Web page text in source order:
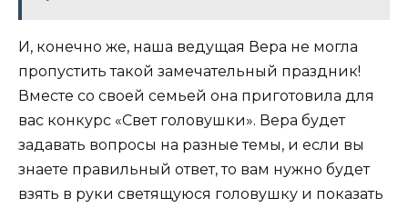
И, конечно же, наша ведущая Вера не могла
пропустить такой замечательный праздник!
Вместе со своей семьей она приготовила для
вас конкурс «Свет головушки». Вера будет
задавать вопросы на разные темы, и если вы
знаете правильный ответ, то вам нужно будет
взять в руки светящуюся головушку и показать